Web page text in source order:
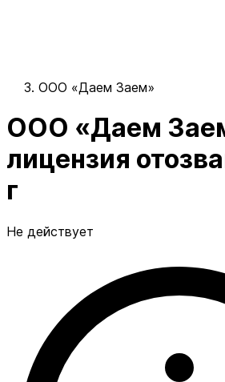
ООО «Даем Заем»
ООО «Даем
лицензия
г
Не действует